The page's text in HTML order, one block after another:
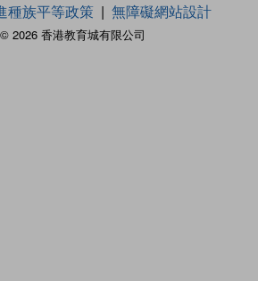
2026 香港教育城有限公司
種族平等政策 無障礙網站設計